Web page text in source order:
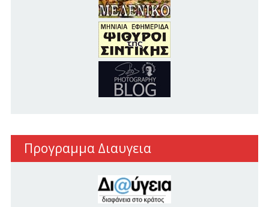
Προγραμμα Διαυγεια